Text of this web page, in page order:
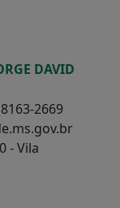
DAVID
2669
- Vila